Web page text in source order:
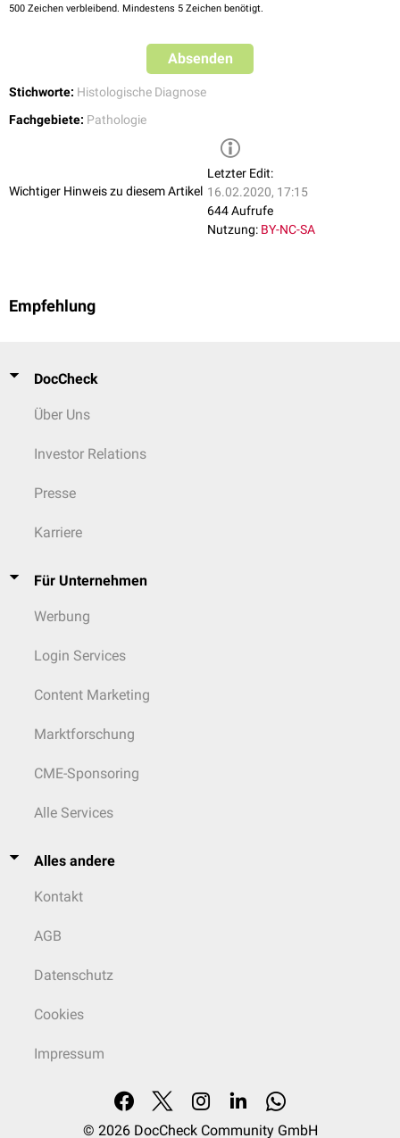
500 Zeichen verbleibend. Mindestens 5 Zeichen benötigt.
Absenden
Stichworte: Histologische Diagnose
Fachgebiete: Pathologie
Wichtiger Hinweis zu diesem Artikel
Letzter Edit:
16.02.2020, 17:15
644 Aufrufe
Nutzung: BY-NC-SA
Empfehlung
DocCheck
Über Uns
Investor Relations
Presse
Karriere
Für Unternehmen
Werbung
Login Services
Content Marketing
Marktforschung
CME-Sponsoring
Alle Services
Alles andere
Kontakt
AGB
Datenschutz
Cookies
Impressum
© 2026 DocCheck Community GmbH